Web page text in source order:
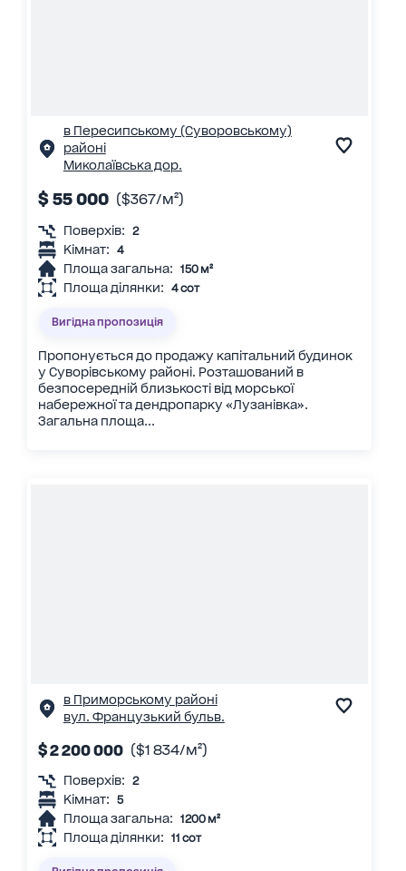
в Пересипському (Суворовському)
районі
Миколаївська дор.
$ 55 000 ($367/м²)
Поверхів: 2
Кімнат: 4
Площа загальна: 150 м²
Площа ділянки: 4 сот
Вигідна пропозиція
Пропонується до продажу капітальний будинок
у Суворівському районі. Розташований в
безпосередній близькості від морської
набережної та дендропарку «Лузанівка».
Загальна площа...
в Приморському районі
вул. Французький бульв.
$ 2 200 000 ($1 834/м²)
Поверхів: 2
Кімнат: 5
Площа загальна: 1200 м²
Площа ділянки: 11 сот